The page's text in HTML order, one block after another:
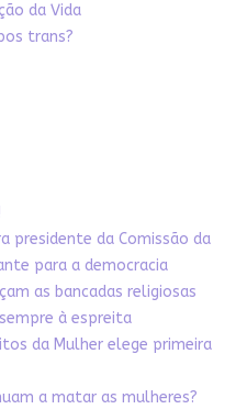
da Vida
trans?
presidente da Comissão da
para a democracia
as bancadas religiosas
à espreita
da Mulher elege primeira
a matar as mulheres?